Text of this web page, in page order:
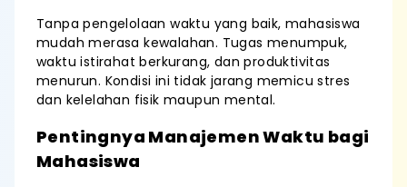
Tanpa pengelolaan waktu yang baik, mahasiswa
mudah merasa kewalahan. Tugas menumpuk,
waktu istirahat berkurang, dan produktivitas
menurun. Kondisi ini tidak jarang memicu stres
dan kelelahan fisik maupun mental.
Pentingnya Manajemen Waktu bagi
Mahasiswa